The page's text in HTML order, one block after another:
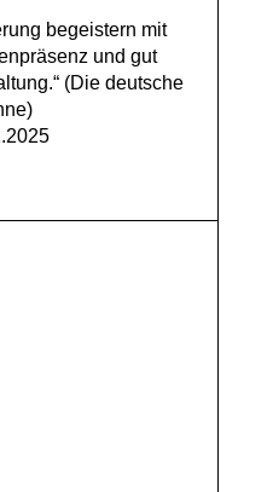
begeistern mit
und gut
(Die deutsche